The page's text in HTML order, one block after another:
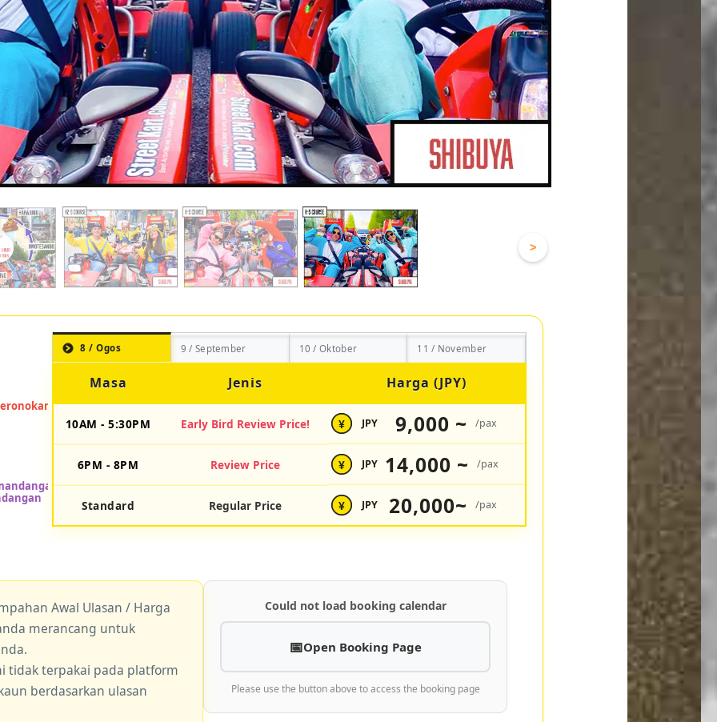
>
8 / Ogos 9 / September 10 / Oktober 11 / November
Masa Jenis Harga (JPY)
10AM - 5:30PM Early Bird Review Price! ¥ JPY 9,000 ~ /pax
6PM - 8PM Review Price ¥ JPY 14,000 ~ /pax
Standard Regular Price ¥ JPY 20,000~ /pax
Awal Ulasan / Harga
merancang untuk
tidak terpakai pada platform
berdasarkan ulasan
Could not load booking calendar
Open Booking Page
Please use the button above to access the booking page